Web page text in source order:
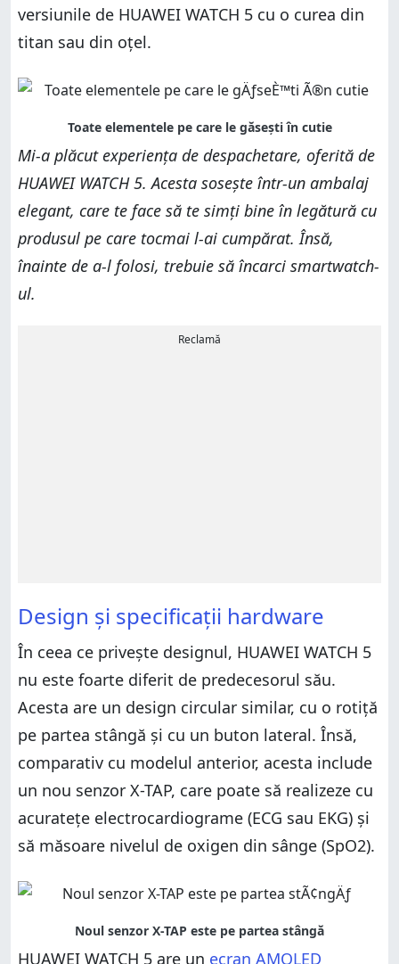
versiunile de HUAWEI WATCH 5 cu o curea din
titan sau din oțel.
Mi-a plăcut experiența de despachetare, oferită de
HUAWEI WATCH 5. Acesta sosește într-un ambalaj
elegant, care te face să te simți bine în legătură cu
produsul pe care tocmai l-ai cumpărat. Însă,
înainte de a-l folosi, trebuie să încarci smartwatch-
ul.
Reclamă
Design și specificații hardware
În ceea ce privește designul, HUAWEI WATCH 5
nu este foarte diferit de predecesorul său.
Acesta are un design circular similar, cu o rotiță
pe partea stângă și cu un buton lateral. Însă,
comparativ cu modelul anterior, acesta include
un nou senzor X-TAP, care poate să realizeze cu
acuratețe electrocardiograme (ECG sau EKG) și
să măsoare nivelul de oxigen din sânge (SpO2).
HUAWEI WATCH 5 are un ecran AMOLED